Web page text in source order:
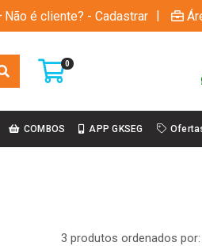
Não é cliente? - Cadastrar |
0
COMBOS APP GKSEG
3 produtos ordenados por: